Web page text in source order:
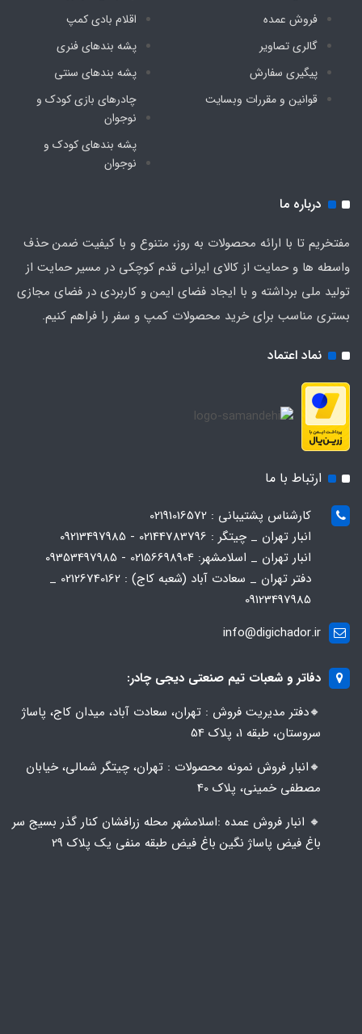
نماد اعتماد
فروش عمده
گالری تصاویر
پیگیری سفارش
قوانین و مقررات وبسایت
اقلام بادی کمپ
پشه‌ بندهای فنری
پشه‌ بندهای سنتی
چادرهای بازی کودک و
نوجوان
پشه‌ بندهای کودک و
نوجوان
درباره ما
مفتخریم تا با ارائه محصولات به روز، متنوع و با کیفیت ضمن حذف
واسطه ها و حمایت از کالای ایرانی قدم کوچکی در مسیر حمایت از
تولید ملی برداشته و با ایجاد فضای ایمن و کاربردی در فضای مجازی
بستری مناسب برای خرید محصولات کمپ و سفر را فراهم کنیم.
ارتباط با ما
کارشناس پشتیبانی : 02191016572
انبار تهران _ چیتگر : 02144783796 - 09213497985
انبار تهران _ اسلامشهر: 02156698904 - 09353497985
دفتر تهران _ سعادت آباد (شعبه کاج) : 02126740162 _
09123497985
info@digichador.ir
دفاتر و شعبات تیم صنعتی دیجی چادر:
🔸️​​دفتر مدیریت فروش : تهران، سعادت آباد، میدان کاج، پاساژ
سروستان، طبقه 1، پلاک 54
🔸️​​انبار فروش نمونه محصولات : تهران، چیتگر شمالی، خیابان
مصطفی خمینی، پلاک 40
🔸️ انبار فروش عمده :اسلامشهر محله زرافشان کنار گذر بسیج سر
باغ فیض پاساژ نگین باغ فیض طبقه منفی یک پلاک ۲۹